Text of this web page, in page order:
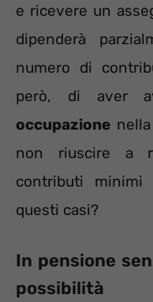
e ricevere un
dipenderà
numero di
però, di aver
occupazione
non riuscire a
contributi
questi casi?
In pensione
possibilità